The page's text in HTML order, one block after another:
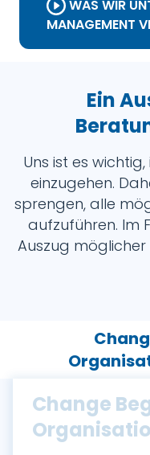
WAS WIR
MANAGEMENT
Ein
Uns ist es
einzugehen.
sprengen, alle
aufzuführen. Im
Auszug
Change